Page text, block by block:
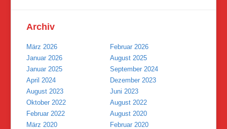
Archiv
März 2026
Februar 2026
Januar 2026
August 2025
Januar 2025
September 2024
April 2024
Dezember 2023
August 2023
Juni 2023
Oktober 2022
August 2022
Februar 2022
August 2020
März 2020
Februar 2020